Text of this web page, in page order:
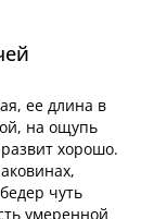
ее длина в
на ощупь
хорошо.
чуть
умеренной